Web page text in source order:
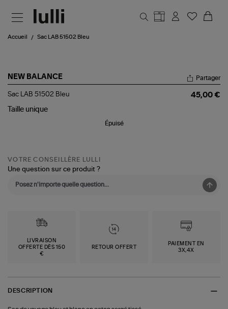
Accueil Sac LAB 51502 Bleu
NEW BALANCE
Sac
51502
Partager
Sac LAB 51502 Bleu
45,00 €
Taille unique
Épuisé
VOTRE CONSEILLÈRE LULLI
Une question sur ce produit ?
LIVRAISON
OFFERTE DÈS 150
€
RETOUR OFFERT
PAIEMENT EN
3X,4X
DESCRIPTION